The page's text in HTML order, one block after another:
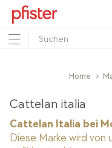
Home
Cattelan italia
Cattelan Italia bei
Diese Marke wird